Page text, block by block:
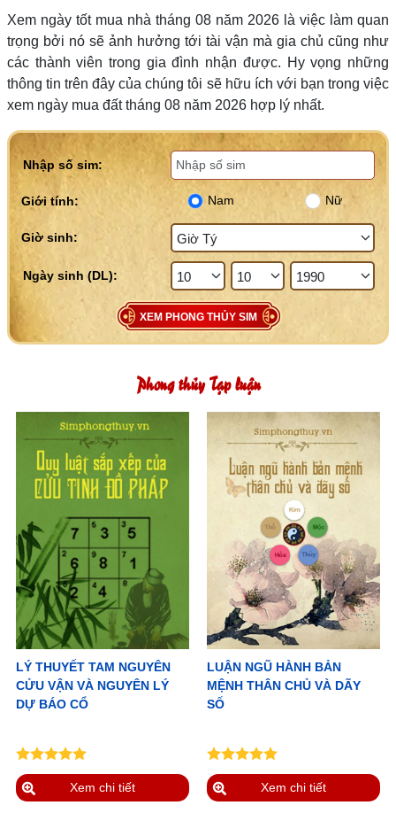
Xem ngày tốt mua nhà tháng 08 năm 2026 là việc làm quan
trọng bởi nó sẽ ảnh hưởng tới tài vận mà gia chủ cũng như
các thành viên trong gia đình nhận được. Hy vọng những
thông tin trên đây của chúng tôi sẽ hữu ích với bạn trong việc
xem ngày mua đất tháng 08 năm 2026 hợp lý nhất.
Nhập số sim:
Giới tính: Nam Nữ
Giờ sinh:
XEM PHONG THỦY SIM
Phong thủy Tạp luận
LÝ THUYẾT TAM NGUYÊN
CỬU VẬN VÀ NGUYÊN LÝ
DỰ BÁO CỔ
Xem chi tiết
LUẬN NGŨ HÀNH BẢN
MỆNH THÂN CHỦ VÀ DÃY
SỐ
Xem chi tiết